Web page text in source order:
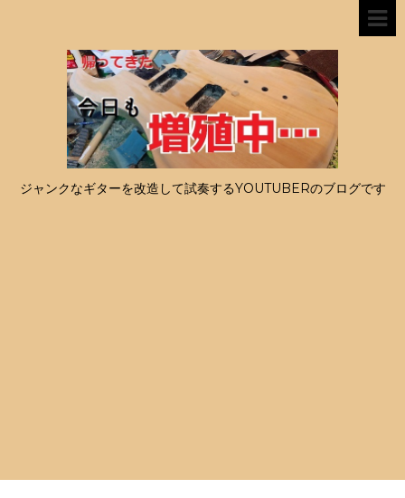
ジャンクなギターを改造して試奏するYOUTUBERのブログです